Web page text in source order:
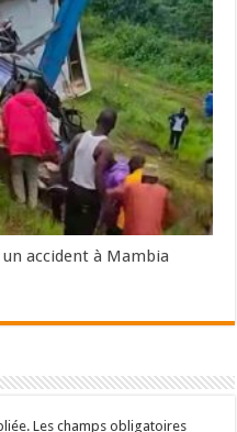
accident à Mambia
Les champs obligatoires